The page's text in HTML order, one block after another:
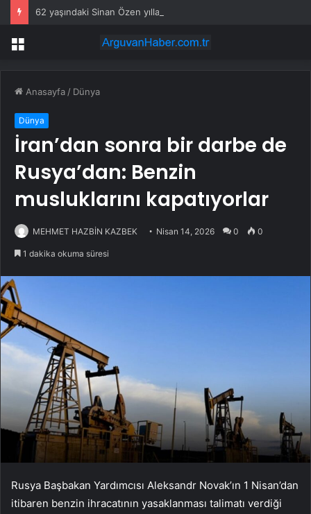
Menü
Anasayfa / Dünya
Dünya
İran’dan sonra bir darbe de
Rusya’dan: Benzin
musluklarını kapatıyorlar
MEHMET HAZBİN KAZBEK Nisan 14, 2026 0 0
1 dakika okuma süresi
Rusya Başbakan Yardımcısı Aleksandr Novak’ın 1 Nisan’dan
itibaren benzin ihracatının yasaklanması talimatı verdiği